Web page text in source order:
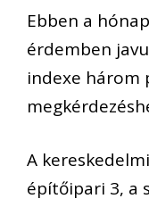
Ebben a
érdemben
indexe három
A
építőipari 3, a